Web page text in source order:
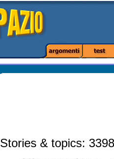
Stories & topics: